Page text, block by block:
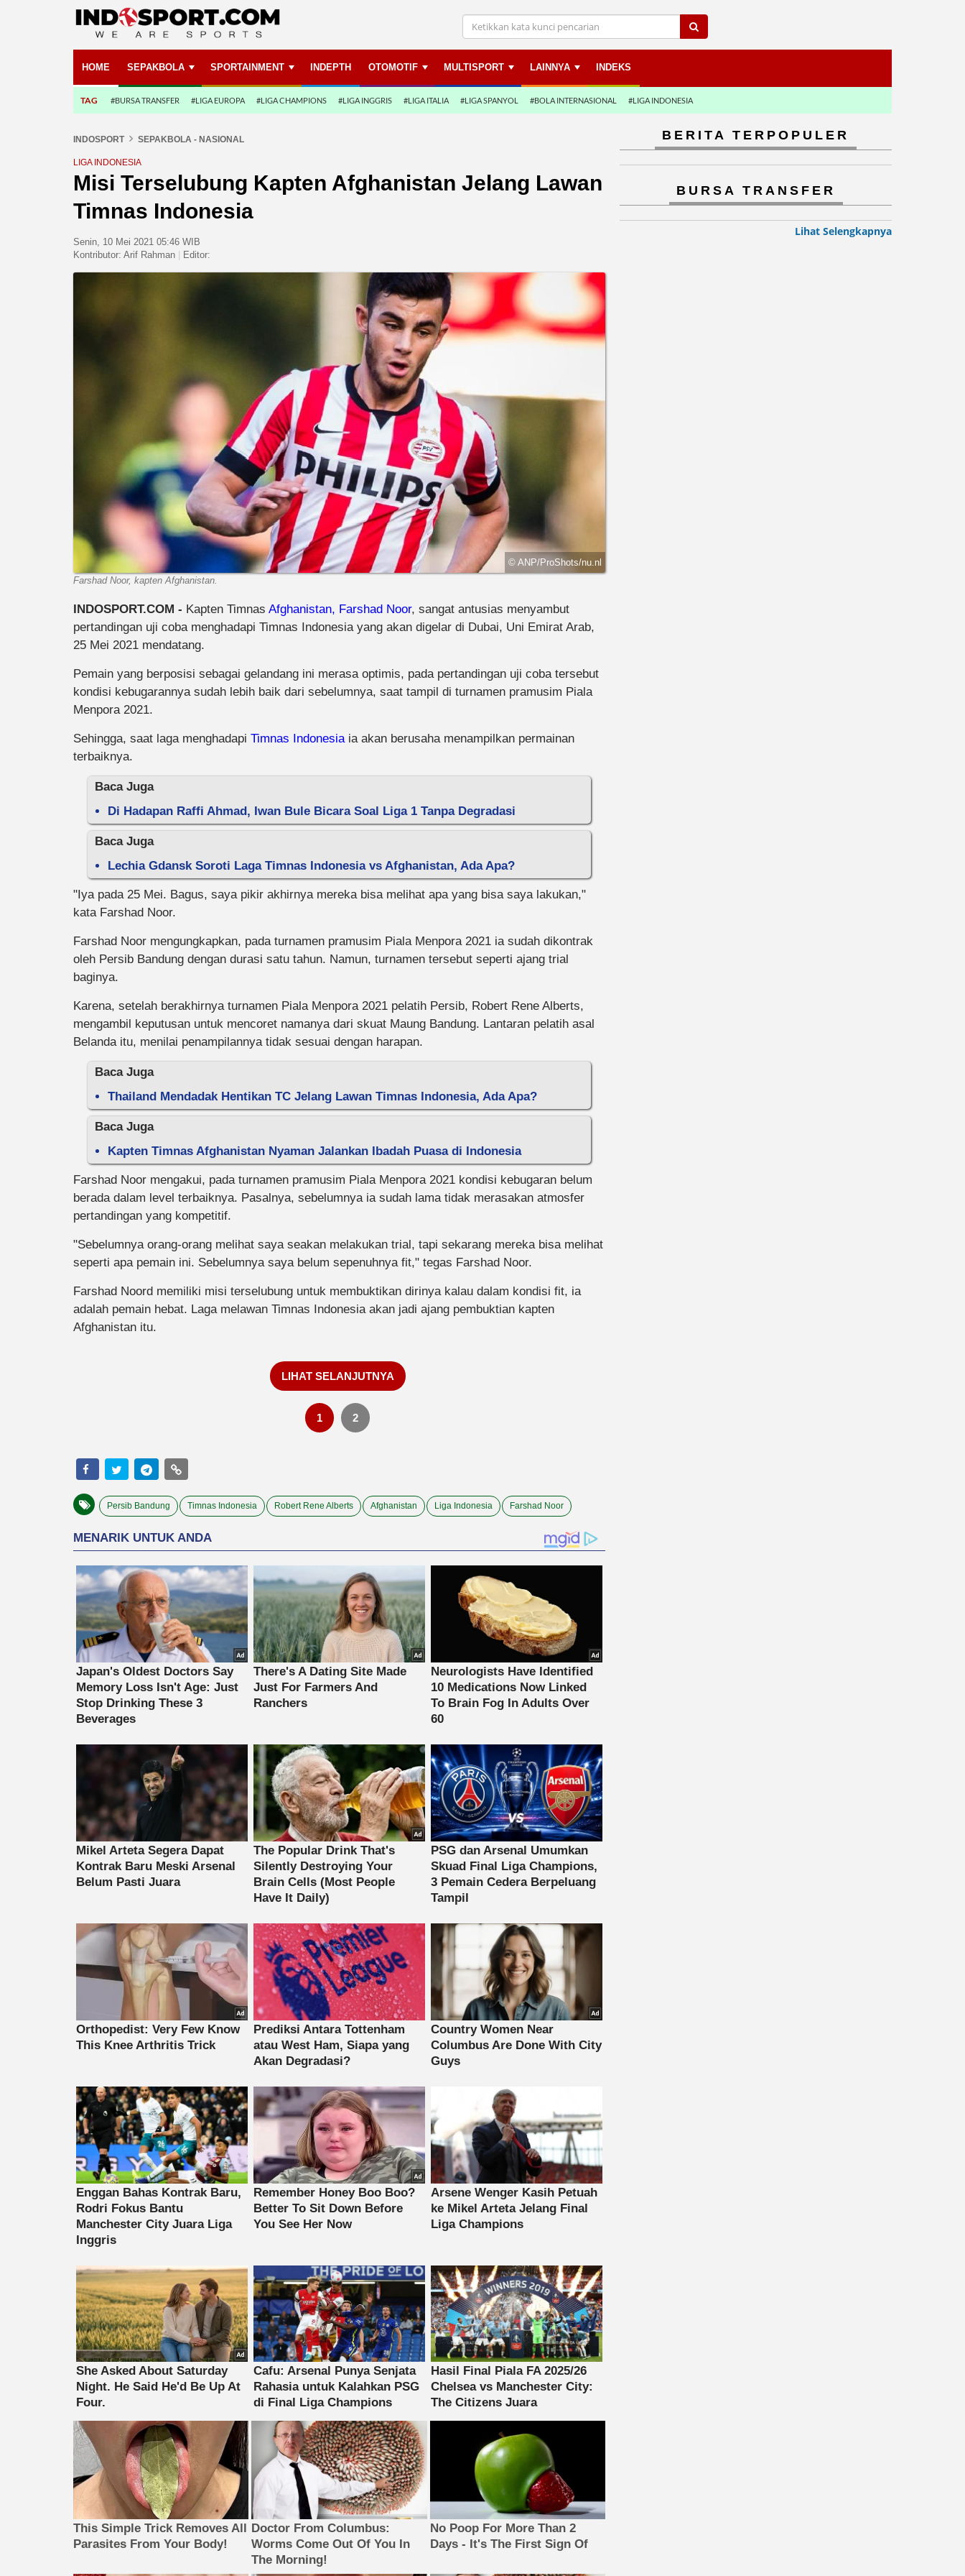
HOME SEPAKBOLA SPORTAINMENT INDEPTH OTOMOTIF MULTISPORT LAINNYA INDEKS
TAG #BURSA TRANSFER #LIGA EUROPA #LIGA CHAMPIONS #LIGA INGGRIS #LIGA ITALIA #LIGA SPANYOL #BOLA INTERNASIONAL #LIGA INDONESIA
INDOSPORT SEPAKBOLA - NASIONAL
LIGA INDONESIA
Misi Terselubung Kapten Afghanistan Jelang Lawan
Timnas Indonesia
Senin, 10 Mei 2021 05:46 WIB
Kontributor: Arif Rahman Editor:
© ANP/ProShots/nu.nl
Farshad Noor, kapten Afghanistan.
INDOSPORT.COM - Kapten Timnas Afghanistan, Farshad Noor, sangat antusias menyambut
pertandingan uji coba menghadapi Timnas Indonesia yang akan digelar di Dubai, Uni Emirat Arab,
25 Mei 2021 mendatang.
Pemain yang berposisi sebagai gelandang ini merasa optimis, pada pertandingan uji coba tersebut
kondisi kebugarannya sudah lebih baik dari sebelumnya, saat tampil di turnamen pramusim Piala
Menpora 2021.
Sehingga, saat laga menghadapi Timnas Indonesiaia akan berusaha menampilkan permainan
terbaiknya.
Baca Juga
Di Hadapan Raffi Ahmad, Iwan Bule Bicara Soal Liga 1 Tanpa Degradasi
Baca Juga
Lechia Gdansk Soroti Laga Timnas Indonesia vs Afghanistan, Ada Apa?
"Iya pada 25 Mei. Bagus, saya pikir akhirnya mereka bisa melihat apa yang bisa saya lakukan,"
kata Farshad Noor.
Farshad Noor mengungkapkan, pada turnamen pramusim Piala Menpora 2021 ia sudah dikontrak
oleh Persib Bandung dengan durasi satu tahun. Namun, turnamen tersebut seperti ajang trial
baginya.
Karena, setelah berakhirnya turnamen Piala Menpora 2021 pelatih Persib, Robert Rene Alberts,
mengambil keputusan untuk mencoret namanya dari skuat Maung Bandung. Lantaran pelatih asal
Belanda itu, menilai penampilannya tidak sesuai dengan harapan.
Baca Juga
Thailand Mendadak Hentikan TC Jelang Lawan Timnas Indonesia, Ada Apa?
Baca Juga
Kapten Timnas Afghanistan Nyaman Jalankan Ibadah Puasa di Indonesia
Farshad Noor mengakui, pada turnamen pramusim Piala Menpora 2021 kondisi kebugaran belum
berada dalam level terbaiknya. Pasalnya, sebelumnya ia sudah lama tidak merasakan atmosfer
pertandingan yang kompetitif.
"Sebelumnya orang-orang melihat saya seakan melakukan trial, tapi sekarang mereka bisa melihat
seperti apa pemain ini. Sebelumnya saya belum sepenuhnya fit," tegas Farshad Noor.
Farshad Noord memiliki misi terselubung untuk membuktikan dirinya kalau dalam kondisi fit, ia
adalah pemain hebat. Laga melawan Timnas Indonesia akan jadi ajang pembuktian kapten
Afghanistan itu.
LIHAT SELANJUTNYA
1 2
Persib Bandung Timnas Indonesia Robert Rene Alberts Afghanistan Liga Indonesia Farshad Noor
This Simple Trick Removes All
Parasites From Your Body!
Doctor From Columbus:
Worms Come Out Of You In
The Morning!
No Poop For More Than 2
Days - It's The First Sign Of
BERITA TERPOPULER
BURSA TRANSFER
Lihat Selengkapnya